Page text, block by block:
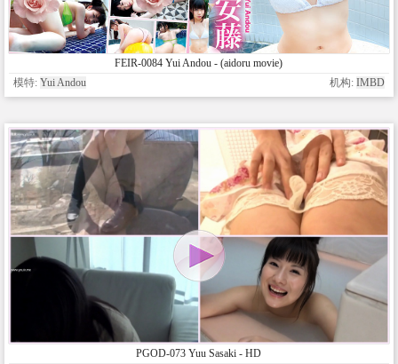
FEIR-0084 Yui Andou - (aidoru movie)
模特: Yui Andou 机构: IMBD
PGOD-073 Yuu Sasaki - HD